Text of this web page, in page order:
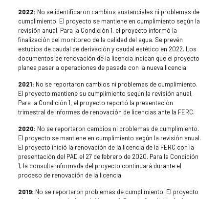
2022: No se identificaron cambios sustanciales ni problemas de
cumplimiento. El proyecto se mantiene en cumplimiento según la
revisión anual. Para la Condición 1, el proyecto informó la
finalización del monitoreo de la calidad del agua. Se prevén
estudios de caudal de derivación y caudal estético en 2022. Los
documentos de renovación de la licencia indican que el proyecto
planea pasar a operaciones de pasada con la nueva licencia.
2021: No se reportaron cambios ni problemas de cumplimiento.
El proyecto mantiene su cumplimiento según la revisión anual.
Para la Condición 1, el proyecto reportó la presentación
trimestral de informes de renovación de licencias ante la FERC.
2020: No se reportaron cambios ni problemas de cumplimiento.
El proyecto se mantiene en cumplimiento según la revisión anual.
El proyecto inició la renovación de la licencia de la FERC con la
presentación del PAD el 27 de febrero de 2020. Para la Condición
1, la consulta informada del proyecto continuará durante el
proceso de renovación de la licencia.
2019: No se reportaron problemas de cumplimiento. El proyecto